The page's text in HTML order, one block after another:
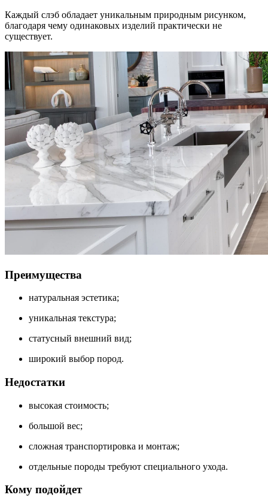
Каждый слэб обладает уникальным природным рисунком,
благодаря чему одинаковых изделий практически не
существует.
Преимущества
натуральная эстетика;
уникальная текстура;
статусный внешний вид;
широкий выбор пород.
Недостатки
высокая стоимость;
большой вес;
сложная транспортировка и монтаж;
отдельные породы требуют специального ухода.
Кому подойдет